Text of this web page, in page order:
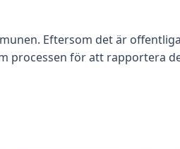
Eftersom det är
processen för att rapportera